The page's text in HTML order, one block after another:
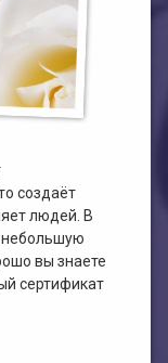
создаёт
людей. В
небольшую
вы знаете
сертификат